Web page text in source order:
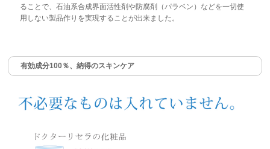
ることで、石油系合成界面活性剤や防腐剤（パラベン）などを一切使
用しない製品作りを実現することが出来ました。
有効成分100％、納得のスキンケア